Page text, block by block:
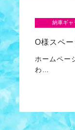
納車ギャ
O様スペ
ホームペー
わ…